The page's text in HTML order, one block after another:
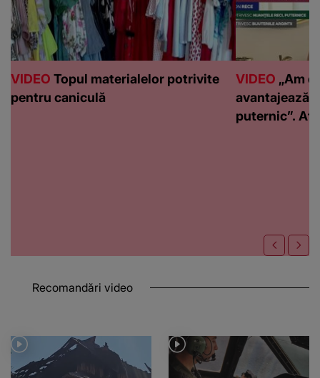
VIDEO Topul materialelor potrivite
pentru caniculă
VIDEO „Am
avantajează
puternic”.
Recomandări video